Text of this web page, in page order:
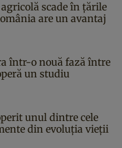
scade în țările
are un avantaj
într-o nouă fază între
un studiu
unul dintre cele
din evoluția vieții